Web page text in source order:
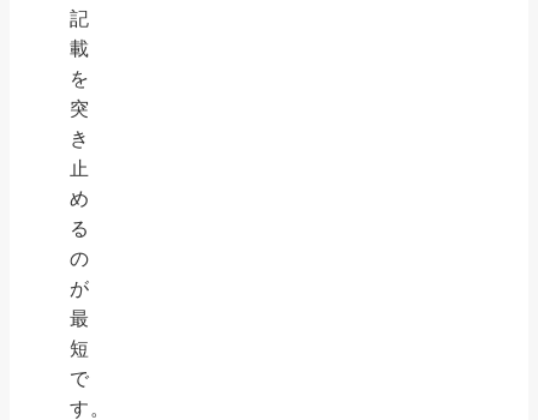
記
載
を
突
き
止
め
る
の
が
最
短
で
す。